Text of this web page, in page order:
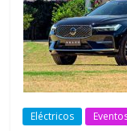
Eléctricos